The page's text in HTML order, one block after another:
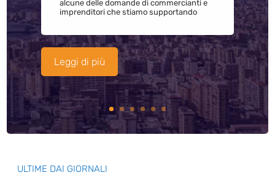
alcune delle domande di commercianti e
imprenditori che stiamo supportando
Leggi di più
ULTIME DAI GIORNALI